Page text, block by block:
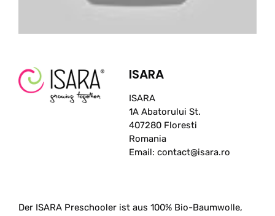
ISARA
ISARA
1A Abatorului St.
407280 Floresti
Romania
Email: contact@isara.ro
Der ISARA Preschooler ist aus 100% Bio-Baumwolle,